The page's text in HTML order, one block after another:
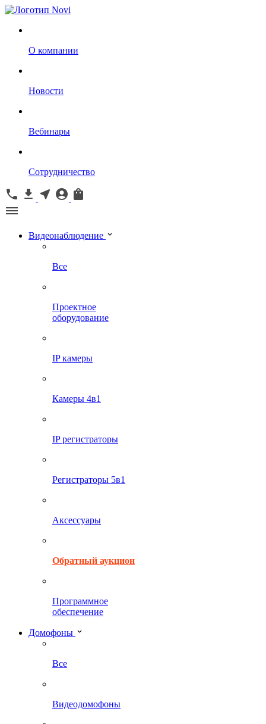
О компании
Новости
Вебинары
Сотрудничество
Видеонаблюдение
Все
Проектное
оборудование
IP камеры
Камеры 4в1
IP регистраторы
Регистраторы 5в1
Аксессуары
Обратный аукцион
Программное
обеспечение
Домофоны
Все
Видеодомофоны